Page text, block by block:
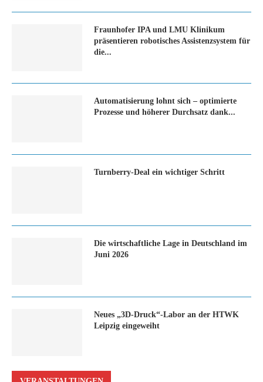
Fraunhofer IPA und LMU Klinikum
präsentieren robotisches Assistenzsystem für
die...
Automatisierung lohnt sich – optimierte
Prozesse und höherer Durchsatz dank...
Turn­ber­ry-Deal ein wich­ti­ger Schritt
Die wirtschaftliche Lage in Deutschland im
Juni 2026
Neues „3D-Druck“-Labor an der HTWK
Leipzig eingeweiht